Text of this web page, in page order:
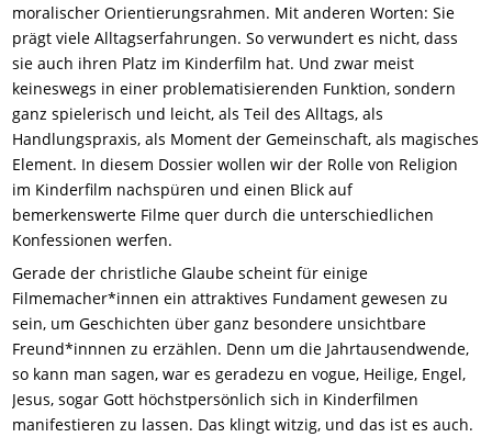
moralischer Orientierungsrahmen. Mit anderen Worten: Sie
prägt viele Alltagserfahrungen. So verwundert es nicht, dass
sie auch ihren Platz im Kinderfilm hat. Und zwar meist
keineswegs in einer problematisierenden Funktion, sondern
ganz spielerisch und leicht, als Teil des Alltags, als
Handlungspraxis, als Moment der Gemeinschaft, als magisches
Element. In diesem Dossier wollen wir der Rolle von Religion
im Kinderfilm nachspüren und einen Blick auf
bemerkenswerte Filme quer durch die unterschiedlichen
Konfessionen werfen.
Gerade der christliche Glaube scheint für einige
Filmemacher*innen ein attraktives Fundament gewesen zu
sein, um Geschichten über ganz besondere unsichtbare
Freund*innnen zu erzählen. Denn um die Jahrtausendwende,
so kann man sagen, war es geradezu en vogue, Heilige, Engel,
Jesus, sogar Gott höchstpersönlich sich in Kinderfilmen
manifestieren zu lassen. Das klingt witzig, und das ist es auch.